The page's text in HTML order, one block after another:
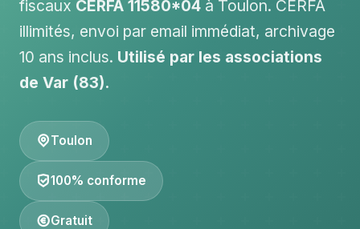
fiscaux CERFA 11580*04 à Toulon. CERFA
illimités, envoi par email immédiat, archivage
10 ans inclus. Utilisé par les associations
de Var (83).
Toulon
100% conforme
Gratuit